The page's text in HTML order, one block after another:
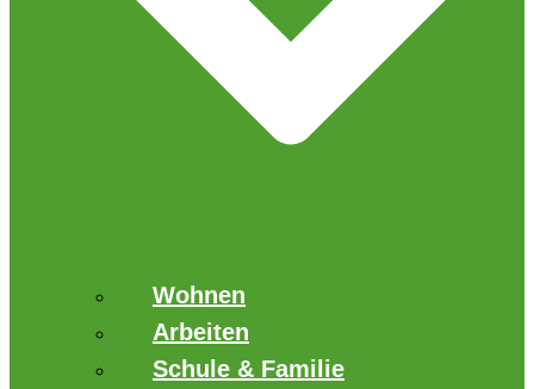
Wohnen
Arbeiten
Schule & Familie